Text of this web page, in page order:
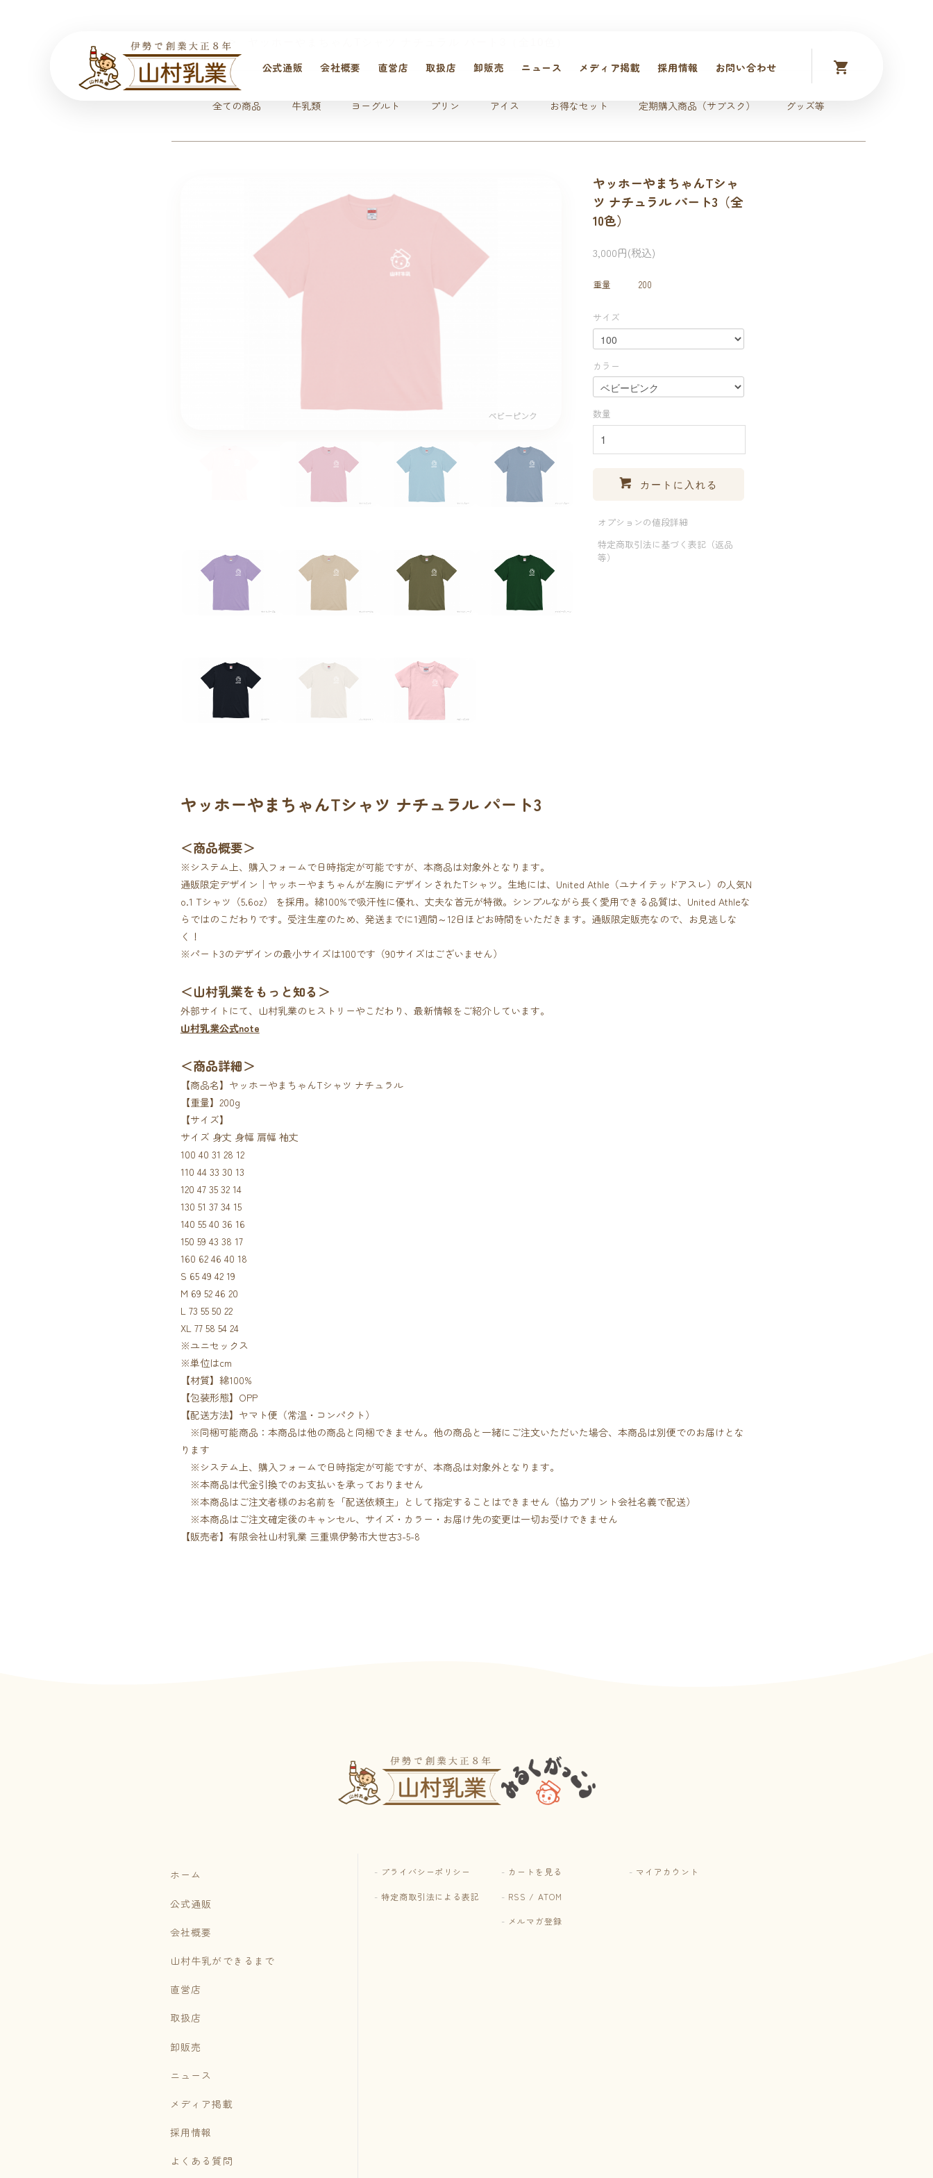
公式通販 会社概要 直営店 取扱店 卸販売 ニュース メディア掲載 採用情報 お問い合わせ
ホーム >
全ての商品 牛乳類 ヨーグルト プリン アイス お得なセット 定期購入商品（サブスク） グッズ等
ヤッホーやまちゃんTシャ
ツ ナチュラル パート3（全
10色）
3,000円(税込)
重量 200
サイズ
カラー
数量
カートに入れる
オプションの値段詳細
特定商取引法に基づく表記（返品
等）
ヤッホーやまちゃんTシャツ ナチュラル パート3
＜商品概要＞
※システム上、購入フォームで日時指定が可能ですが、本商品は対象外となります。
通販限定デザイン｜ヤッホーやまちゃんが左胸にデザインされたTシャツ。生地には、United Athle（ユナイテッドアスレ）の人気N
o.1 Tシャツ（5.6oz） を採用。綿100%で吸汗性に優れ、丈夫な首元が特徴。シンプルながら長く愛用できる品質は、United Athleな
らではのこだわりです。受注生産のため、発送までに1週間～12日ほどお時間をいただきます。通販限定販売なので、お見逃しな
く！
※パート3のデザインの最小サイズは100です（90サイズはございません）
＜山村乳業をもっと知る＞
外部サイトにて、山村乳業のヒストリーやこだわり、最新情報をご紹介しています。
山村乳業公式note
＜商品詳細＞
【商品名】ヤッホーやまちゃんTシャツ ナチュラル
【重量】200g
【サイズ】
サイズ 身丈 身幅 肩幅 袖丈
100 40 31 28 12
110 44 33 30 13
120 47 35 32 14
130 51 37 34 15
140 55 40 36 16
150 59 43 38 17
160 62 46 40 18
S 65 49 42 19
M 69 52 46 20
L 73 55 50 22
XL 77 58 54 24
※ユニセックス
※単位はcm
【材質】綿100%
【包装形態】OPP
【配送方法】ヤマト便（常温・コンパクト）
※同梱可能商品：本商品は他の商品と同梱できません。他の商品と一緒にご注文いただいた場合、本商品は別便でのお届けとな
ります
※システム上、購入フォームで日時指定が可能ですが、本商品は対象外となります。
※本商品は代金引換でのお支払いを承っておりません
※本商品はご注文者様のお名前を「配送依頼主」として指定することはできません（協力プリント会社名義で配送）
※本商品はご注文確定後のキャンセル、サイズ・カラー・お届け先の変更は一切お受けできません
【販売者】有限会社山村乳業 三重県伊勢市大世古3-5-8
ホーム
公式通販
会社概要
山村牛乳ができるまで
直営店
取扱店
卸販売
ニュース
メディア掲載
採用情報
よくある質問
プライバシーポリシー
特定商取引法による表記
カートを見る
RSS / ATOM
メルマガ登録
マイアカウント